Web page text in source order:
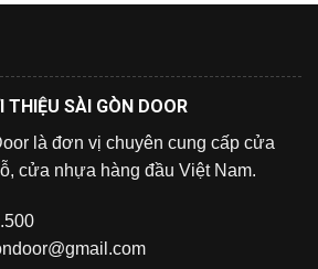
THIỆU SÀI GÒN DOOR
là đơn vị chuyên cung cấp cửa
cửa nhựa hàng đầu Việt Nam.